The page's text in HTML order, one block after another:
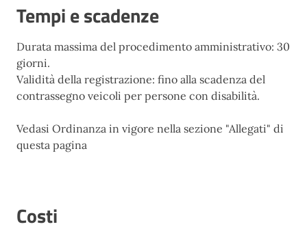
Tempi e scadenze
Durata massima del procedimento amministrativo: 30
giorni.
Validità della registrazione: fino alla scadenza del
contrassegno veicoli per persone con disabilità.
Vedasi Ordinanza in vigore nella sezione "Allegati" di
questa pagina
Costi